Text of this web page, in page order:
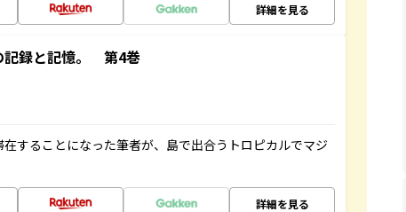
詳細を見る
記録と記憶。 第4巻
することになった筆者が、島で出合うトロピカルでマジ
詳細を見る